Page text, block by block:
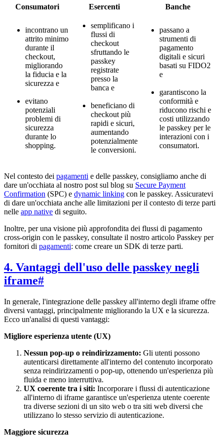
Consumatori Esercenti Banche
incontrano un
attrito minimo
durante il
checkout,
migliorando
la fiducia e la
sicurezza e
evitano
potenziali
problemi di
sicurezza
durante lo
shopping.
semplificano i
flussi di
checkout
sfruttando le
passkey
registrate
presso la
banca e
beneficiano di
checkout più
rapidi e sicuri,
aumentando
potenzialmente
le conversioni.
passano a
strumenti di
pagamento
digitali e sicuri
basati su FIDO2
e
garantiscono la
conformità e
riducono rischi e
costi utilizzando
le passkey per le
interazioni con i
consumatori.
Nel contesto dei pagamenti e delle passkey, consigliamo anche di
dare un'occhiata al nostro post sul blog su Secure Payment
Confirmation (SPC) e dynamic linking con le passkey. Assicuratevi
di dare un'occhiata anche alle limitazioni per il contesto di terze parti
nelle app native di seguito.
Inoltre, per una visione più approfondita dei flussi di pagamento
cross-origin con le passkey, consultate il nostro articolo Passkey per
fornitori di pagamenti: come creare un SDK di terze parti.
4. Vantaggi dell'uso delle passkey negli
iframe#
In generale, l'integrazione delle passkey all'interno degli iframe offre
diversi vantaggi, principalmente migliorando la UX e la sicurezza.
Ecco un'analisi di questi vantaggi:
Migliore esperienza utente (UX)
Nessun pop-up o reindirizzamento: Gli utenti possono
autenticarsi direttamente all'interno del contenuto incorporato
senza reindirizzamenti o pop-up, ottenendo un'esperienza più
fluida e meno interruttiva.
UX coerente tra i siti: Incorporare i flussi di autenticazione
all'interno di iframe garantisce un'esperienza utente coerente
tra diverse sezioni di un sito web o tra siti web diversi che
utilizzano lo stesso servizio di autenticazione.
Maggiore sicurezza